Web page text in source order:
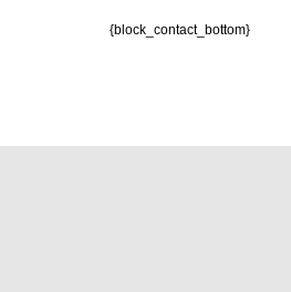
{block_contact_bottom}